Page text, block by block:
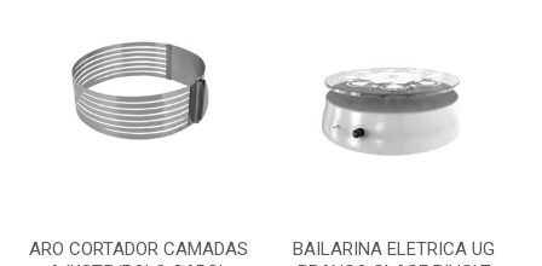
ARO CORTADOR CAMADAS
BAILARINA ELETRICA UG